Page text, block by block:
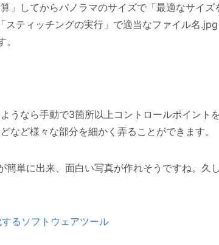
」してからパノラマのサイズで「最適なサイ
スティッチングの実行」で適当なファイル名
うなら手動で3箇所以上コントロールポイント
など様々な部分を細かく弄ることができます。
単に出来、面白い写真が作れそうですね。久
るソフトウェアツール